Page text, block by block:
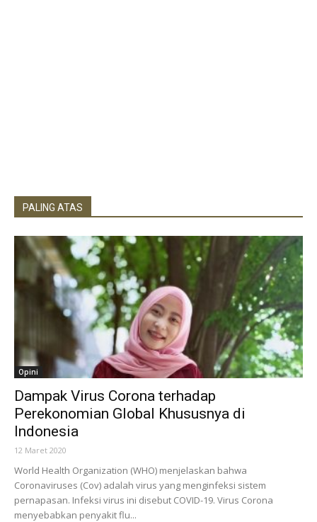
PALING ATAS
Opini
Dampak Virus Corona terhadap
Perekonomian Global Khususnya di
Indonesia
12 Maret 2020
World Health Organization (WHO) menjelaskan bahwa
Coronaviruses (Cov) adalah virus yang menginfeksi sistem
pernapasan. Infeksi virus ini disebut COVID-19. Virus Corona
menyebabkan penyakit flu...